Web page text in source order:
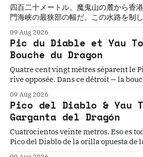
四百二十メートル。魔鬼山の麓から香
門海峡の最狭部の幅だ。この水路を制
文明がこの関を守ろうとし、誰も守れな
09 Aug 2026
Pic du Diable et Yau
Bouche du Dragon
Quatre cent vingt mètres séparent le
rive opposée. Dans ce détroit — la
cru pouvoir s'établir durablement.
parvenue.
09 Aug 2026
Pico del Diablo & Yau
Garganta del Dragón
Cuatrocientos veinte metros. Eso es
Pico del Diablo de la orilla opuesta de